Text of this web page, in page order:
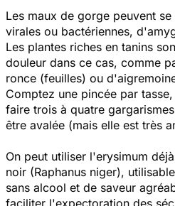
Les maux de gorge peuvent
virales ou bactériennes,
Les plantes riches en tanins
douleur dans ce cas, comme
ronce (feuilles) ou
Comptez une pincée par
faire trois à quatre
être avalée (mais elle est très
On peut utiliser l'erysimum
noir (Raphanus niger),
sans alcool et de saveur
faciliter l'expectoration des